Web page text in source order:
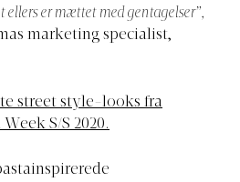
ellers er mættet med gentagelser”,
marketing specialist,
street style-looks fra
S/S 2020.